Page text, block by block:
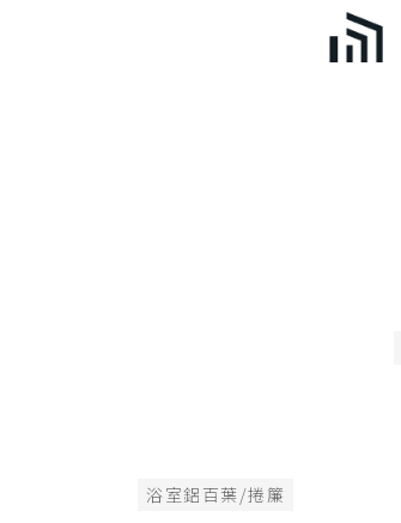
浴室鋁百葉/捲簾